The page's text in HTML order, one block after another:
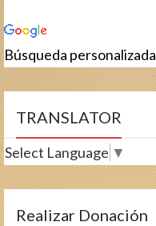
Búsqueda personalizada
TRANSLATOR
Select Language ▼
Realizar Donación